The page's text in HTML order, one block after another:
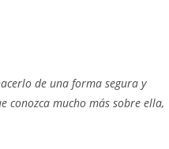
de una forma segura y
conozca mucho más sobre ella,